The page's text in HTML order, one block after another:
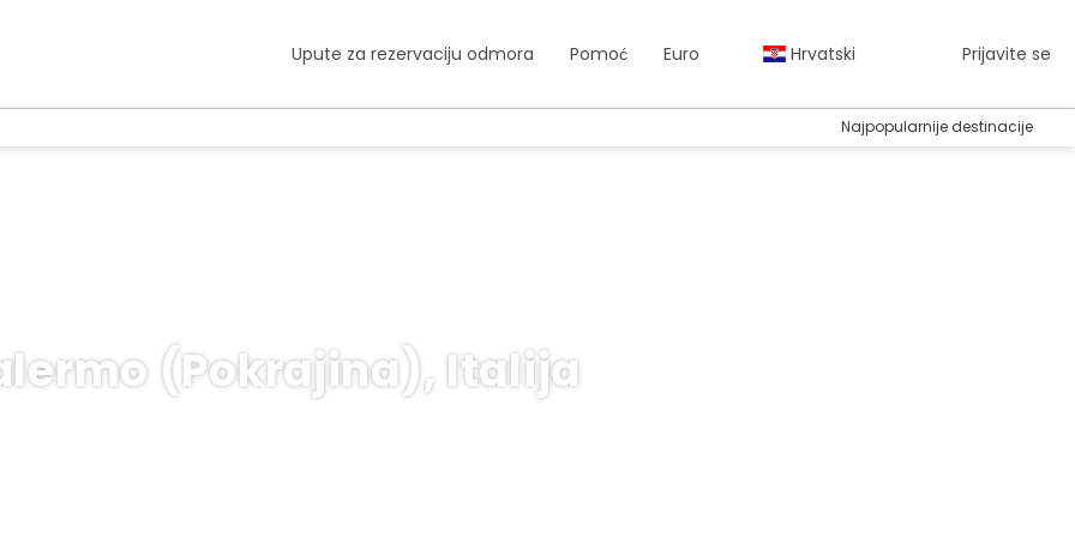
Upute za rezervaciju odmora Pomoć Euro Hrvatski Prijavite se
Najpopularnije destinacije
(Pokrajina), Italija